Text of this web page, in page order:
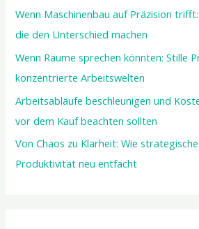
c
h
:
Wenn Maschinenbau auf Präzision
die den Unterschied machen
Wenn Räume sprechen könnten: Stille
konzentrierte Arbeitswelten
Arbeitsabläufe beschleunigen und
vor dem Kauf beachten sollten
Von Chaos zu Klarheit: Wie
Produktivität neu entfacht